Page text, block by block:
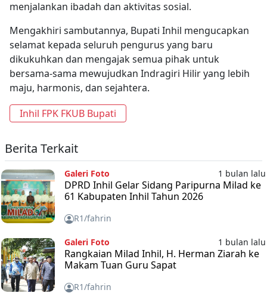
menjalankan ibadah dan aktivitas sosial.
Mengakhiri sambutannya, Bupati Inhil mengucapkan
selamat kepada seluruh pengurus yang baru
dikukuhkan dan mengajak semua pihak untuk
bersama-sama mewujudkan Indragiri Hilir yang lebih
maju, harmonis, dan sejahtera.
Inhil FPK FKUB Bupati
Berita Terkait
Galeri Foto 1 bulan lalu
DPRD Inhil Gelar Sidang Paripurna Milad ke
61 Kabupaten Inhil Tahun 2026
R1/fahrin
Galeri Foto 1 bulan lalu
Rangkaian Milad Inhil, H. Herman Ziarah ke
Makam Tuan Guru Sapat
R1/fahrin